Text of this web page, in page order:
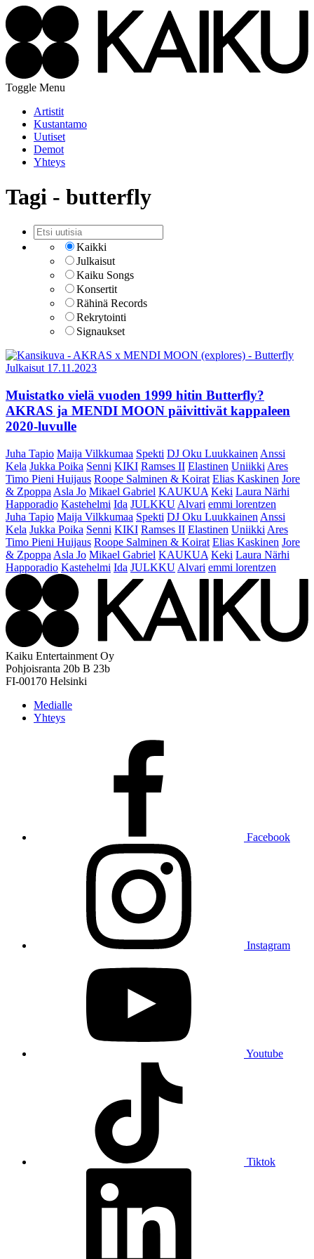
Toggle Menu
Artistit
Kustantamo
Uutiset
Demot
Yhteys
Tagi - butterfly
Kaikki
Julkaisut
Kaiku Songs
Konsertit
Rähinä Records
Rekrytointi
Signaukset
Julkaisut 17.11.2023
Muistatko vielä vuoden 1999 hitin Butterfly?
AKRAS ja MENDI MOON päivittivät kappaleen
2020-luvulle
Juha Tapio Maija Vilkkumaa Spekti DJ Oku Luukkainen Anssi
Kela Jukka Poika Senni KIKI Ramses II Elastinen Uniikki Ares
Timo Pieni Huijaus Roope Salminen & Koirat Elias Kaskinen Jore
& Zpoppa Asla Jo Mikael Gabriel KAUKUA Keki Laura Närhi
Happoradio Kastehelmi Ida JULKKU Alvari emmi lorentzen
Juha Tapio Maija Vilkkumaa Spekti DJ Oku Luukkainen Anssi
Kela Jukka Poika Senni KIKI Ramses II Elastinen Uniikki Ares
Timo Pieni Huijaus Roope Salminen & Koirat Elias Kaskinen Jore
& Zpoppa Asla Jo Mikael Gabriel KAUKUA Keki Laura Närhi
Happoradio Kastehelmi Ida JULKKU Alvari emmi lorentzen
Kaiku Entertainment Oy
Pohjoisranta 20b B 23b
FI-00170 Helsinki
Medialle
Yhteys
Facebook
Instagram
Youtube
Tiktok